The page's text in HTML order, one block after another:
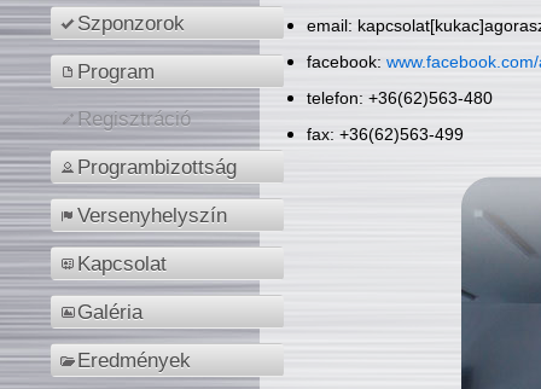
Szponzorok
Program
Regisztráció
Programbizottság
Versenyhelyszín
Kapcsolat
Galéria
Eredmények
email:
facebook:
telefon: +36(62)563-480
fax: +36(62)563-499